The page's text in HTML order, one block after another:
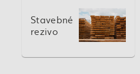
Stavebné
rezivo